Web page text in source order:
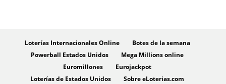
Loterías Internacionales Online
Botes de la semana
Powerball Estados Unidos
Mega Millions online
Euromillones
Eurojackpot
Loterías de Estados Unidos
Sobre eLoterias.com